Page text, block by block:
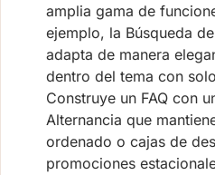
amplia gama de
ejemplo, la Búsqueda
adapta de manera
dentro del tema con
Construye un FAQ con
Alternancia que
ordenado o cajas de
promociones